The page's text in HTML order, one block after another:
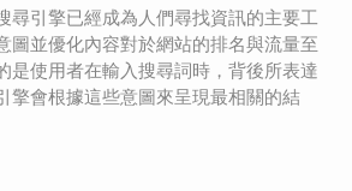
尋引擎已經成為人們尋找資訊的主要工
圖並優化內容對於網站的排名與流量至
是使用者在輸入搜尋詞時，背後所表達
擎會根據這些意圖來呈現最相關的結